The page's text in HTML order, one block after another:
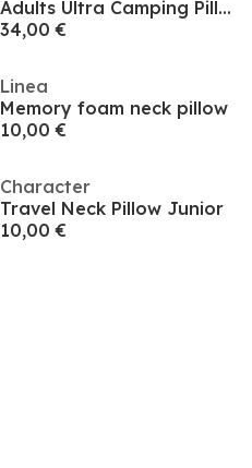
Adults Ultra Camping Pillows
34,00 €
Linea
Memory foam neck pillow
10,00 €
Character
Travel Neck Pillow Junior
10,00 €